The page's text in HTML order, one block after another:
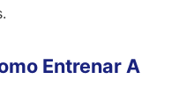
Entrenar A